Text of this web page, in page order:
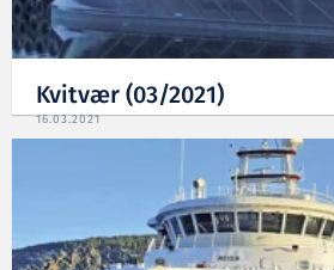
Kvitvær (03/2021)
16.03.2021